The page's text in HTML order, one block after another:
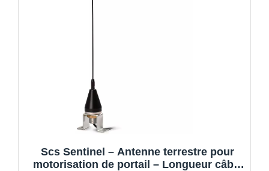
Scs Sentinel – Antenne terrestre pour
motorisation de portail – Longueur câble